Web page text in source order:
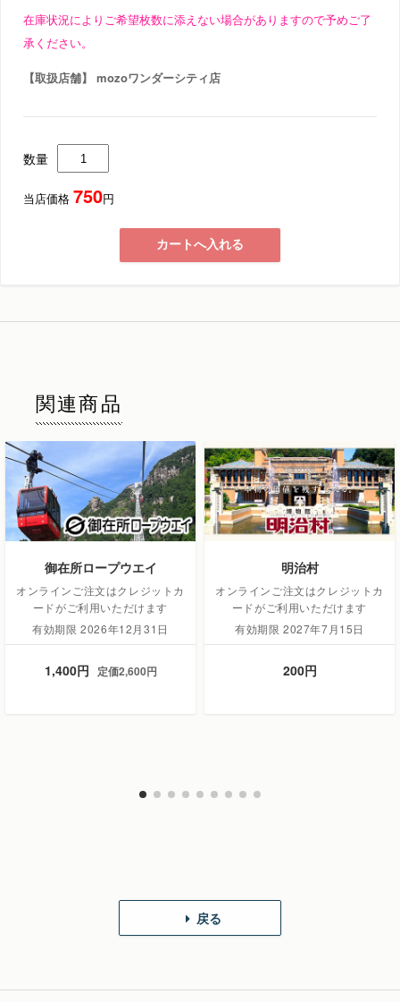
在庫状況によりご希望枚数に添えない場合がありますので予めご了
承ください。
【取扱店舗】 mozoワンダーシティ店
数量
当店価格 750円
カートへ入れる
関連商品
御在所ロープウエイ
オンラインご注文はクレジットカ
ードがご利用いただけます
有効期限 2026年12月31日
1,400円 定価2,600円
明治村
オンラインご注文はクレジットカ
ードがご利用いただけます
有効期限 2027年7月15日
200円
戻る